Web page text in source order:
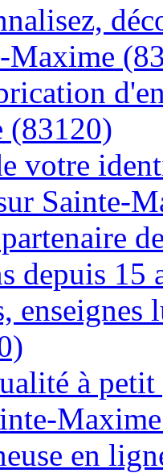
Maxime
(83120)
votre
Sainte-
depuis
enseignes
à
en